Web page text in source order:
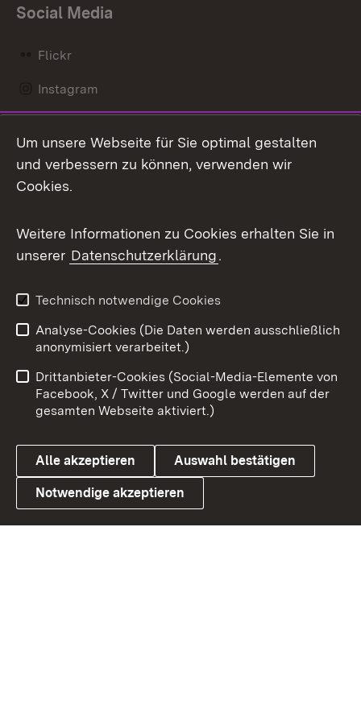
Social Media
Flickr
Instagram
Mastodon
Messenger
Social Wall
X / Twitter
Youtube
Link zum Landesportal
Benutzungshinweise
Barrierefreiheit
Datenschutz
Cookies
Um unsere Webseite für Sie optimal gestalten
und verbessern zu können, verwenden wir
Cookies.
Weitere Informationen zu Cookies erhalten Sie in
unserer Datenschutzerklärung.
Technisch notwendige Cookies
Analyse-Cookies (Die Daten werden ausschließlich
anonymisiert verarbeitet.)
Drittanbieter-Cookies (Social-Media-Elemente von
Facebook, X / Twitter und Google werden auf der
gesamten Webseite aktiviert.)
Alle akzeptieren Auswahl bestätigen
Notwendige akzeptieren